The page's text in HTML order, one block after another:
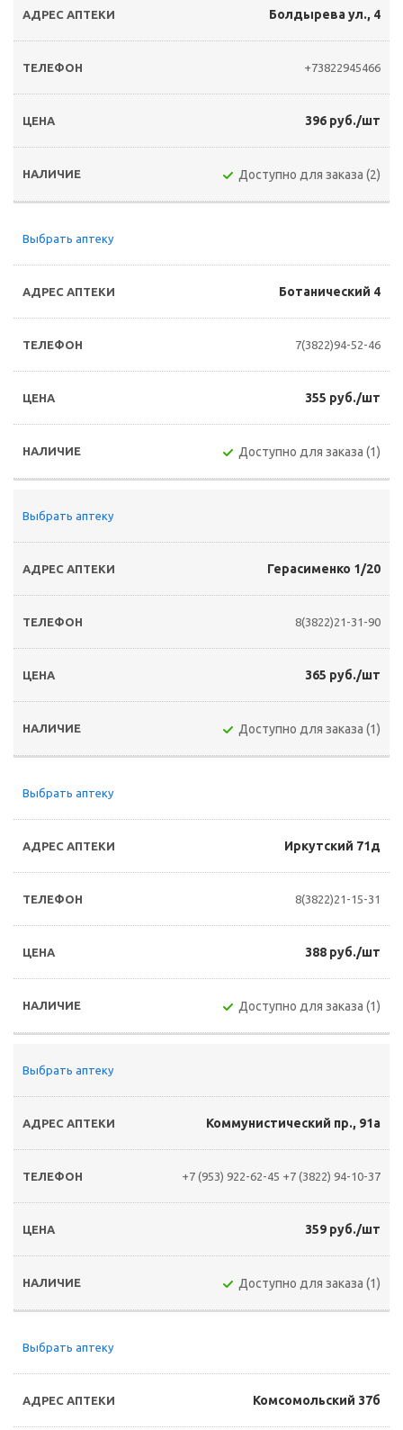
Болдырева ул., 4
+73822945466
396 руб./шт
Доступно для заказа (2)
Выбрать аптеку
Ботанический 4
7(3822)94-52-46
355 руб./шт
Доступно для заказа (1)
Выбрать аптеку
Герасименко 1/20
8(3822)21-31-90
365 руб./шт
Доступно для заказа (1)
Выбрать аптеку
Иркутский 71д
8(3822)21-15-31
388 руб./шт
Доступно для заказа (1)
Выбрать аптеку
Коммунистический пр., 91а
+7 (953) 922-62-45 +7 (3822) 94-10-37
359 руб./шт
Доступно для заказа (1)
Выбрать аптеку
Комсомольский 37б